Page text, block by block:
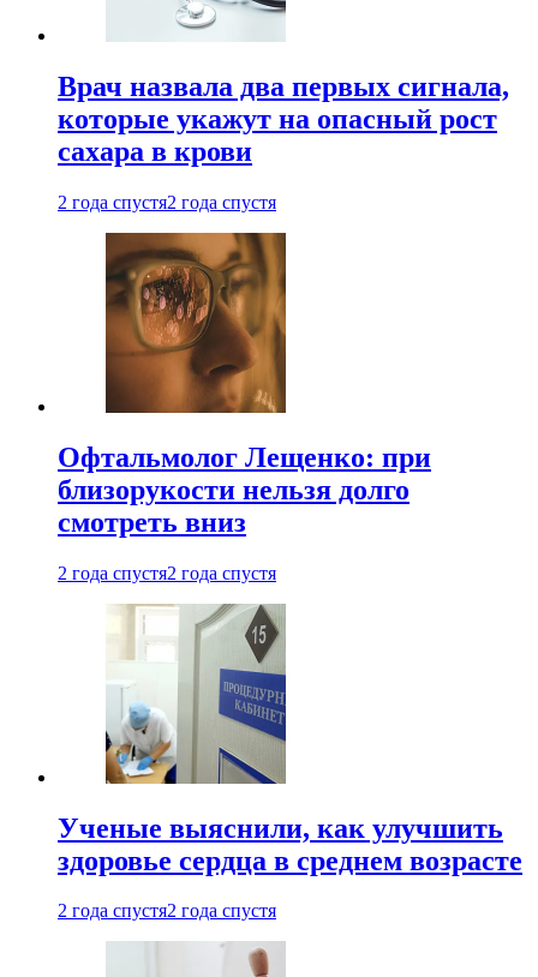
Врач назвала два первых сигнала,
которые укажут на опасный рост
сахара в крови
2 года спустя2 года спустя
Офтальмолог Лещенко: при
близорукости нельзя долго
смотреть вниз
2 года спустя2 года спустя
Ученые выяснили, как улучшить
здоровье сердца в среднем возрасте
2 года спустя2 года спустя